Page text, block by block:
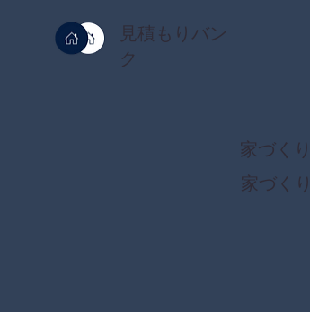
見積もりバン
ク
家づく
家づく